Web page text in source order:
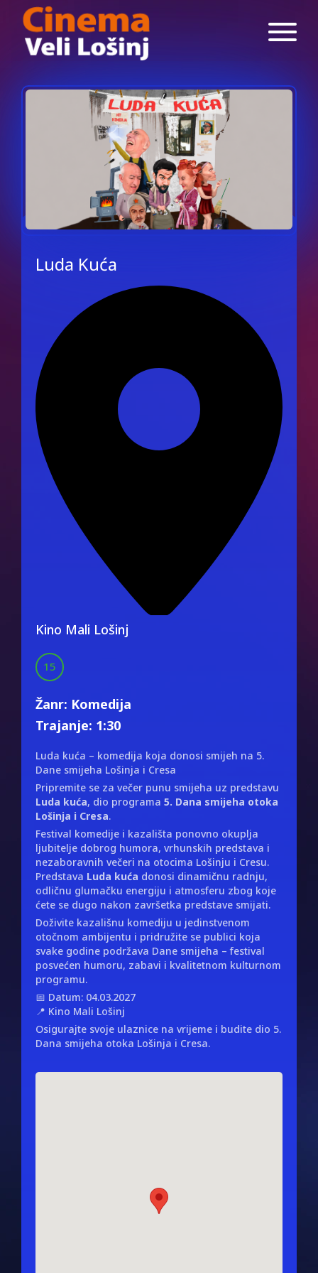
Luda Kuća
Kino Mali Lošinj
15
Žanr: Komedija
Trajanje: 1:30
Luda kuća – komedija koja donosi smijeh na 5.
Dane smijeha Lošinja i Cresa
Pripremite se za večer punu smijeha uz predstavu
Luda kuća, dio programa 5. Dana smijeha otoka
Lošinja i Cresa.
Festival komedije i kazališta ponovno okuplja
ljubitelje dobrog humora, vrhunskih predstava i
nezaboravnih večeri na otocima Lošinju i Cresu.
Predstava Luda kuća donosi dinamičnu radnju,
odličnu glumačku energiju i atmosferu zbog koje
ćete se dugo nakon završetka predstave smijati.
Doživite kazališnu komediju u jedinstvenom
otočnom ambijentu i pridružite se publici koja
svake godine podržava Dane smijeha – festival
posvećen humoru, zabavi i kvalitetnom kulturnom
programu.
📅 Datum: 04.03.2027
📍 Kino Mali Lošinj
Osigurajte svoje ulaznice na vrijeme i budite dio 5.
Dana smijeha otoka Lošinja i Cresa.